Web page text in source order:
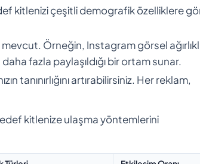
kitlenizi çeşitli demografik özelliklere
Örneğin, Instagram görsel
fazla paylaşıldığı bir ortam sunar.
tanınırlığını artırabilirsiniz. Her reklam,
kitlenize ulaşma yöntemlerini